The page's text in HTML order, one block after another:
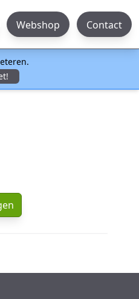
Webshop Contact